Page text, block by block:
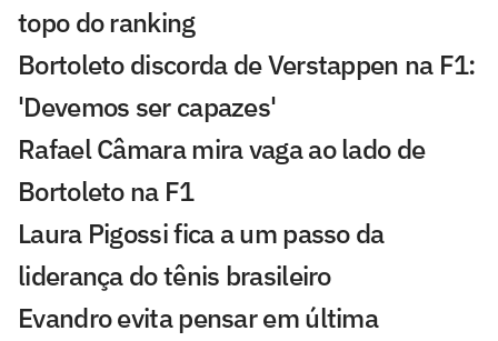
topo do ranking
Bortoleto discorda de Verstappen na F1:
'Devemos ser capazes'
Rafael Câmara mira vaga ao lado de
Bortoleto na F1
Laura Pigossi fica a um passo da
liderança do tênis brasileiro
Evandro evita pensar em última